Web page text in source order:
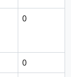
0
0